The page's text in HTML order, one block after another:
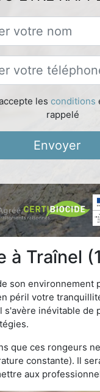
les conditions
rappelé
Envoyer
à Traînel
son environnement
péril votre
inévitable
que ces rongeurs
constante). Il
aux